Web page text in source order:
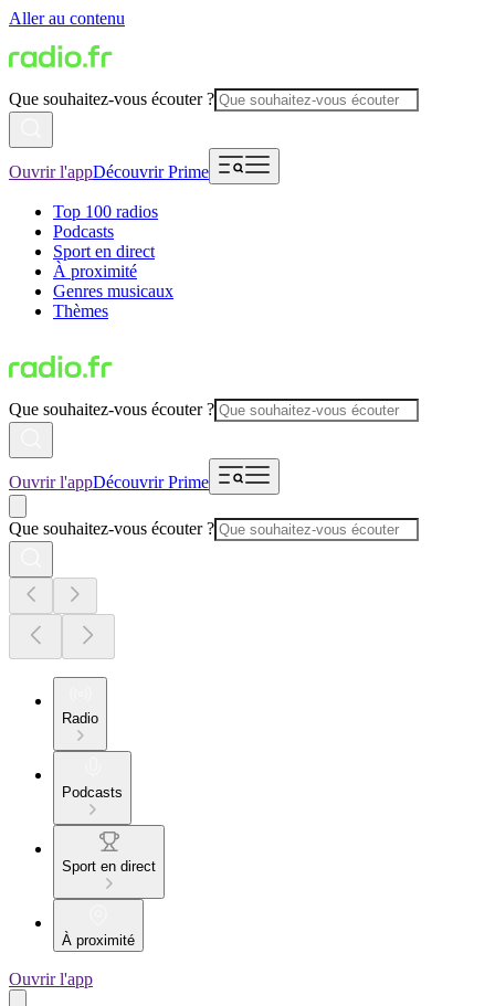
Aller au contenu
Que souhaitez-vous écouter ?
Ouvrir l'appDécouvrir Prime
Top 100 radios
Podcasts
Sport en direct
À proximité
Genres musicaux
Thèmes
Que souhaitez-vous écouter ?
Ouvrir l'appDécouvrir Prime
Que souhaitez-vous écouter ?
Radio
Podcasts
Sport en direct
À proximité
Ouvrir l'app